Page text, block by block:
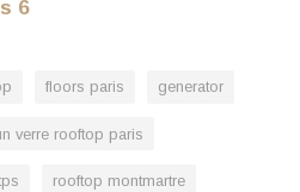
6
floors paris generator
verre rooftop paris
rooftop montmartre